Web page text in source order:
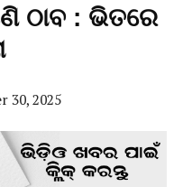
ଠାବ : ଭିତରେ
30, 2025